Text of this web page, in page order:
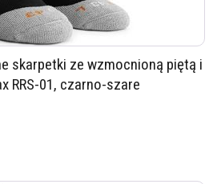
skarpetki ze wzmocnioną piętą i
RRS-01, czarno-szare